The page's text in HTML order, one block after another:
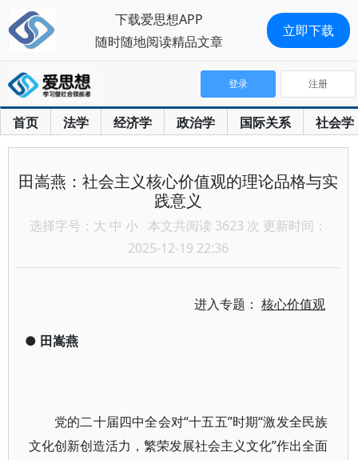
首页 法学 经济学 政治学 国际关系 社会学
登录 注册
田嵩燕：社会主义核心价值观的理论品格与实
践意义
选择字号： 大 中 小 本文共阅读 3623 次 更新时间：
2025-12-19 22:36
进入专题：核心价值观
● 田嵩燕
党的二十届四中全会对“十五五”时期“激发全民族
文化创新创造活力，繁荣发展社会主义文化”作出全面
下载爱思想APP
随时随地阅读精品文章
立即下载